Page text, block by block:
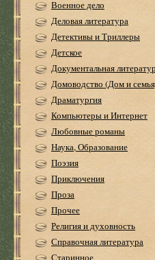
Военное дело
Деловая литература
Детективы и Триллеры
Детское
Документальная
Домоводство (Дом и
Драматургия
Компьютеры и Интернет
Любовные романы
Наука, Образование
Поэзия
Приключения
Проза
Прочее
Религия и духовность
Справочная литература
Старинное